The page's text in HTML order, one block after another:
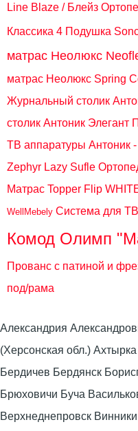
Line Blaze / Блейз
Классика 4 Подушка
матрас Неолюкс
матрас Неолюкс Spring
Журнальный столик
столик Антоник Элегант
ТВ аппаратуры Антоник
Zephyr Lazy Sufle
Матрас Topper Flip
WellMebely Система для
Комод Олимп
Прованс с патиной и
под/рама
Александрия
(Херсонская обл.)
Бердичев Бердянск
Брюховичи Буча
Верхнеднепровск